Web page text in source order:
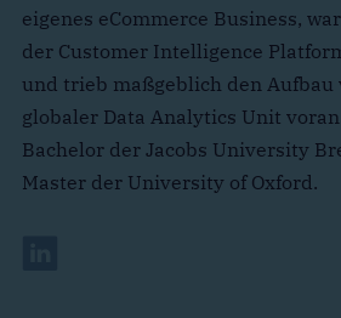
eigenes eCommerce Business,
der Customer Intelligence
und trieb maßgeblich den Aufbau
globaler Data Analytics Unit
Bachelor der Jacobs University
Master der University of Oxford.